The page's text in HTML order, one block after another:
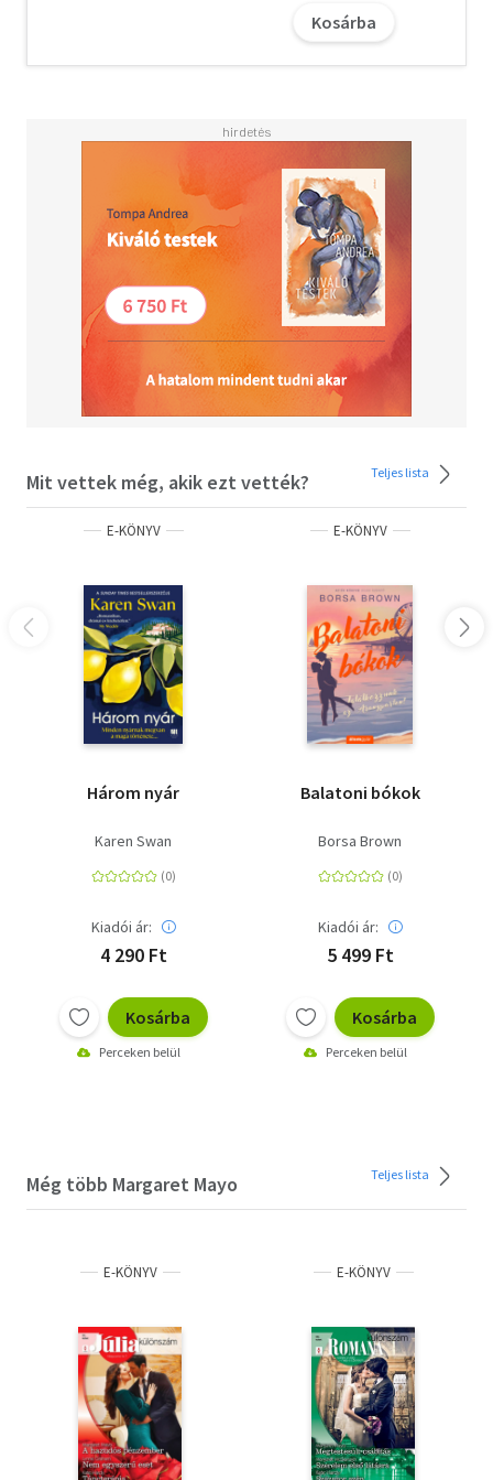
Kosárba
Mit vettek még, akik ezt vették? Teljes lista
E-KÖNYV
Három nyár
Karen Swan
Kiadói ár:
4 290 Ft
Kosárba
Perceken belül
E-KÖNYV
Balatoni bókok
Borsa Brown
Kiadói ár:
5 499 Ft
Kosárba
Perceken belül
Még több Margaret Mayo Teljes lista
E-KÖNYV E-KÖNYV